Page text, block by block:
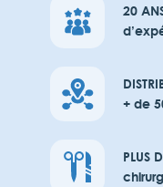
20
+ de
PLUS